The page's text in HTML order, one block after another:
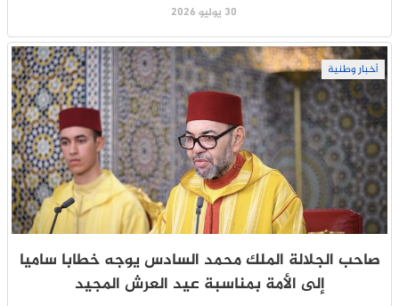
30 يوليو 2026
أخبار وطنية
صاحب الجلالة الملك محمد السادس يوجه خطابا ساميا
إلى الأمة بمناسبة عيد العرش المجيد